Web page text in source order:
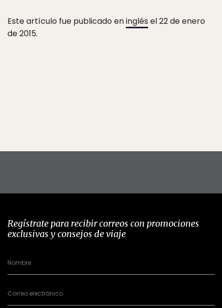
Este artículo fue publicado eninglés el 22 de enero
de 2015.
Regístrate para recibir correos con promociones
exclusivas y consejos de viaje